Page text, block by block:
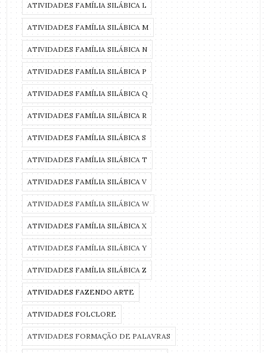
ATIVIDADES FAMÍLIA SILÁBICA L
ATIVIDADES FAMÍLIA SILÁBICA M
ATIVIDADES FAMÍLIA SILÁBICA N
ATIVIDADES FAMÍLIA SILÁBICA P
ATIVIDADES FAMÍLIA SILÁBICA Q
ATIVIDADES FAMÍLIA SILÁBICA R
ATIVIDADES FAMÍLIA SILÁBICA S
ATIVIDADES FAMÍLIA SILÁBICA T
ATIVIDADES FAMÍLIA SILÁBICA V
ATIVIDADES FAMÍLIA SILÁBICA W
ATIVIDADES FAMÍLIA SILÁBICA X
ATIVIDADES FAMÍLIA SILÁBICA Y
ATIVIDADES FAMÍLIA SILÁBICA Z
ATIVIDADES FAZENDO ARTE
ATIVIDADES FOLCLORE
ATIVIDADES FORMAÇÃO DE PALAVRAS